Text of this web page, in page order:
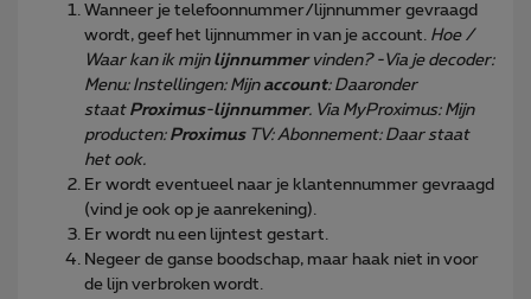
Wanneer je telefoonnummer/lijnnummer gevraagd
wordt, geef het lijnnummer in van je account. Hoe /
Waar kan ik mijn lijnnummervinden? -Via je decoder:
Menu: Instellingen: Mijn account: Daaronder
staat Proximus-lijnnummer. Via MyProximus: Mijn
producten: ProximusTV: Abonnement: Daar staat
het ook.
Er wordt eventueel naar je klantennummer gevraagd
(vind je ook op je aanrekening).
Er wordt nu een lijntest gestart.
Negeer de ganse boodschap, maar haak niet in voor
de lijn verbroken wordt.